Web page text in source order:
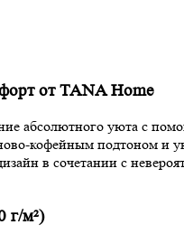
от TANA Home
абсолютного уюта с
кофейным подтоном и
в сочетании с
г/м²)